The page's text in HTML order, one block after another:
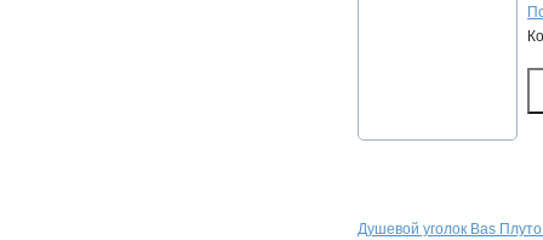
Душевой уголок Bas